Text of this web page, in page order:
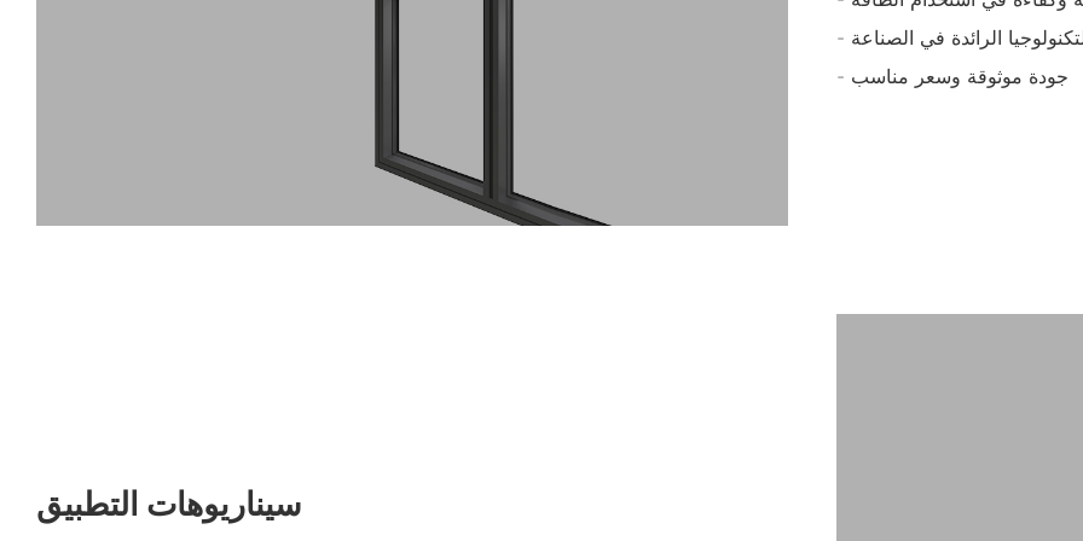
الرائدة في الصناعة
- جودة موثوقة وسعر مناسب
سيناريوهات التطبيق